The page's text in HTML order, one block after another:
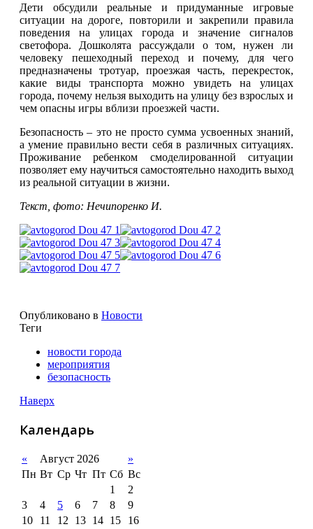
Дети обсудили реальные и придуманные игровые
ситуации на дороге, повторили и закрепили правила
поведения на улицах города и значение сигналов
светофора. Дошколята рассуждали о том, нужен ли
человеку пешеходный переход и почему, для чего
предназначены тротуар, проезжая часть, перекресток,
какие виды транспорта можно увидеть на улицах
города, почему нельзя выходить на улицу без взрослых и
чем опасны игры вблизи проезжей части.
Безопасность – это не просто сумма усвоенных знаний,
а умение правильно вести себя в различных ситуациях.
Проживание ребенком смоделированной ситуации
позволяет ему научиться самостоятельно находить выход
из реальной ситуации в жизни.
Текст, фото: Нечипоренко И.
Опубликовано в Новости
Теги
новости города
мероприятия
безопасность
Наверх
Календарь
« Август 2026
»
Пн Вт Ср Чт Пт Сб Вс
1
2
3
4 5 6 7 8
9
10
11 12 13 14 15
16